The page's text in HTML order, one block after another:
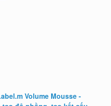
Volume Mousse -